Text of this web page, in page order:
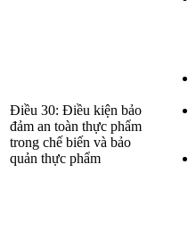
Điều 30: Điều kiện bảo
đảm an toàn thực phẩm
trong chế biến và bảo
quản thực phẩm